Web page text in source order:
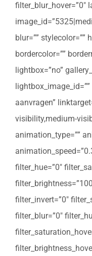
filter_blur_hover=”0″
blur=”” stylecolor=””
bordercolor=””
lightbox=”no”
aanvragen”
visibility,medium-
animation_type=””
filter_hue=”0″
filter_invert=”0″
filter_blur=”0″